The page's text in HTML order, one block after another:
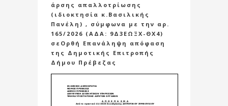
άρσης απαλλοτρίωσης
(ιδιοκτησία κ.Βασιλικής
Πανέλη) , σύμφωνα με την αρ.
165/2026 (ΑΔΑ: 9Δ3ΕΩΞΧ-ΘΧ4)
σεΟρθή Επανάληψη απόφαση
της Δημοτικής Επιτροπής
Δήμου Πρέβεζας